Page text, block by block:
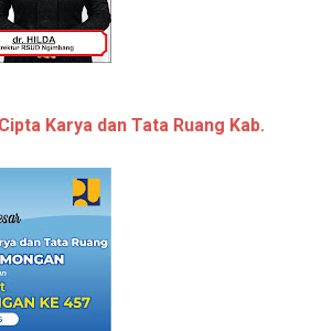
Karya dan Tata Ruang Kab.